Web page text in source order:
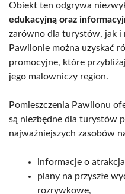
Obiekt ten odgrywa
edukacyjną oraz
zarówno dla turystów, jak i
Pawilonie można uzyskać
promocyjne, które
jego malowniczy region.
Pomieszczenia Pawilonu
są niezbędne dla turystów
najważniejszych zasobów
informacje o
plany na przyszłe
rozrywkowe,